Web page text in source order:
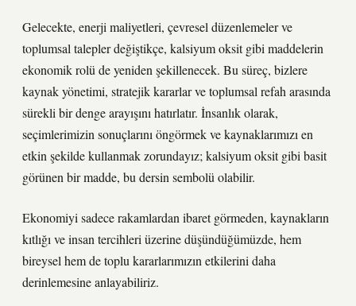
Gelecekte, enerji maliyetleri, çevresel düzenlemeler ve
toplumsal talepler değiştikçe, kalsiyum oksit gibi maddelerin
ekonomik rolü de yeniden şekillenecek. Bu süreç, bizlere
kaynak yönetimi, stratejik kararlar ve toplumsal refah arasında
sürekli bir denge arayışını hatırlatır. İnsanlık olarak,
seçimlerimizin sonuçlarını öngörmek ve kaynaklarımızı en
etkin şekilde kullanmak zorundayız; kalsiyum oksit gibi basit
görünen bir madde, bu dersin sembolü olabilir.
Ekonomiyi sadece rakamlardan ibaret görmeden, kaynakların
kıtlığı ve insan tercihleri üzerine düşündüğümüzde, hem
bireysel hem de toplu kararlarımızın etkilerini daha
derinlemesine anlayabiliriz.